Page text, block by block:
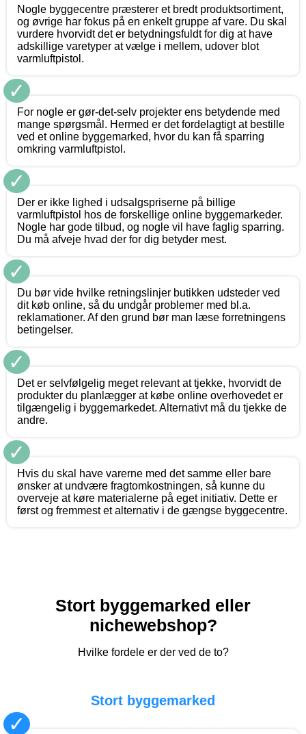
Nogle byggecentre præsterer et bredt produktsortiment,
og øvrige har fokus på en enkelt gruppe af vare. Du skal
vurdere hvorvidt det er betydningsfuldt for dig at have
adskillige varetyper at vælge i mellem, udover blot
varmluftpistol.
✓
For nogle er gør-det-selv projekter ens betydende med
mange spørgsmål. Hermed er det fordelagtigt at bestille
ved et online byggemarked, hvor du kan få sparring
omkring varmluftpistol.
✓
Der er ikke lighed i udsalgspriserne på billige
varmluftpistol hos de forskellige online byggemarkeder.
Nogle har gode tilbud, og nogle vil have faglig sparring.
Du må afveje hvad der for dig betyder mest.
✓
Du bør vide hvilke retningslinjer butikken udsteder ved
dit køb online, så du undgår problemer med bl.a.
reklamationer. Af den grund bør man læse forretningens
betingelser.
✓
Det er selvfølgelig meget relevant at tjekke, hvorvidt de
produkter du planlægger at købe online overhovedet er
tilgængelig i byggemarkedet. Alternativt må du tjekke de
andre.
✓
Hvis du skal have varerne med det samme eller bare
ønsker at undvære fragtomkostningen, så kunne du
overveje at køre materialerne på eget initiativ. Dette er
først og fremmest et alternativ i de gængse byggecentre.
Stort byggemarked eller
nichewebshop?
Hvilke fordele er der ved de to?
Stort byggemarked
✓